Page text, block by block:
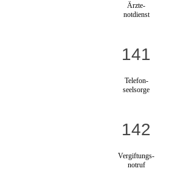
Ärzte-
notdienst
141
Telefon-
seelsorge
142
Vergiftungs-
notruf